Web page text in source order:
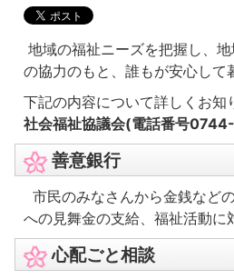
地域の福祉ニーズを把握し、
の協力のもと、誰もが安心して
下記の内容について詳しくお知
社会福祉協議会(電話番号
善意銀行
市民のみなさんから金銭など
への見舞金の支給、福祉活動に
心配ごと相談